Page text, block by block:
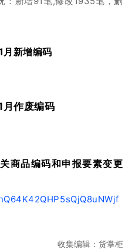
新增编码
作废编码
商品编码和申报要素变更
收集编辑：货掌柜